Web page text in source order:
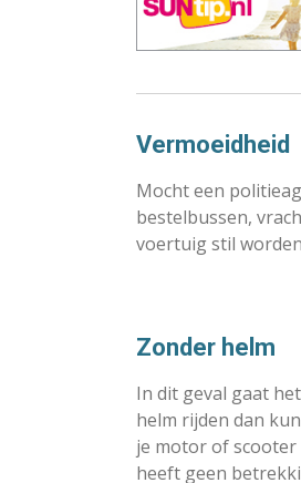
Vermoeidheid
Mocht een
bestelbussen,
voertuig stil
Zonder helm
In dit geval gaat
helm rijden dan
je motor of
heeft geen